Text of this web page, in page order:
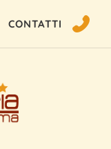
CONTATTI